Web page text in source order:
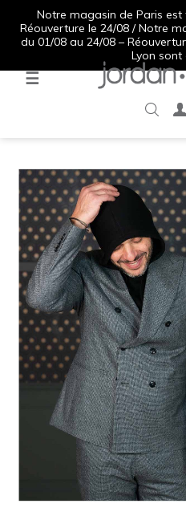
Notre magasin de Paris est
Réouverture le 24/08 / Notre
du 01/08 au 24/08 –
Lyon sont
Basculer
☰